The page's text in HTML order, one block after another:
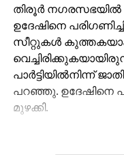
തിരൂര്‍ നഗരസഭയില്‍
ഉദേഷിനെ
സീറ്റുകള്‍
പാര്‍ട്ടിയില്‍നിന്ന്
പറഞ്ഞു. ഉദേഷിനെ
മുഴക്കി.